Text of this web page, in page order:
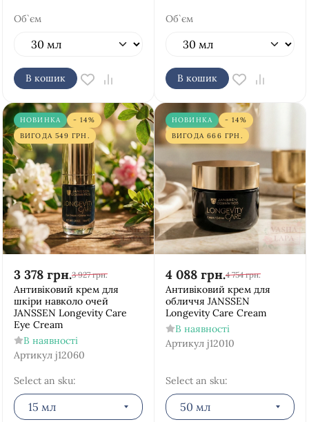
Об`єм
В кошик
Об`єм
В кошик
НОВИНКА
- 14%
ВИГОДА549 ГРН.
3 378 грн.3 927 грн.
Антивіковий крем для
шкіри навколо очей
JANSSEN Longevity Care
Eye Cream
В наявності
Артикул j12060
Select an sku:
15 мл
НОВИНКА
- 14%
ВИГОДА666 ГРН.
4 088 грн.4 754 грн.
Антивіковий крем для
обличчя JANSSEN
Longevity Care Cream
В наявності
Артикул j12010
Select an sku:
50 мл